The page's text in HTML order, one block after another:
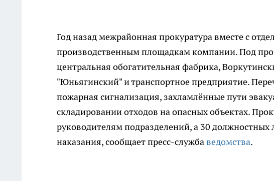
Год назад межрайонная прокуратура вместе с
производственным площадкам компании. Под
центральная обогатительная фабрика,
"Юньягинский" и транспортное предприятие.
пожарная сигнализация, захламлённые пути
складировании отходов на опасных объектах.
руководителям подразделений, а 30
наказания, сообщает пресс-службаведомства.